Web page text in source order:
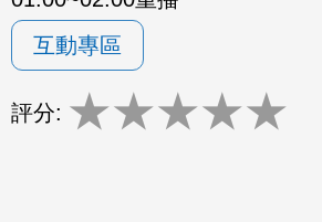
互動專區
評分: ★★★★★